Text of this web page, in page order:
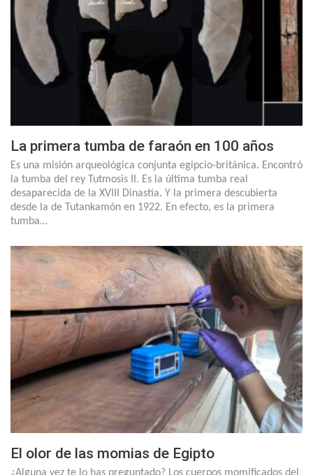
La primera tumba de faraón en 100 años
Es una misión arqueológica conjunta egipcio-británica. Encontró
la tumba del rey Tutmosis II. Es la última tumba real
desaparecida de la XVIII Dinastía. Y la primera descubierta
desde la de Tutankamón en 1922. En efecto, es la primera
tumba…
El olor de las momias de Egipto
¿Alguna vez te lo has preguntado? Los cuerpos momificados del